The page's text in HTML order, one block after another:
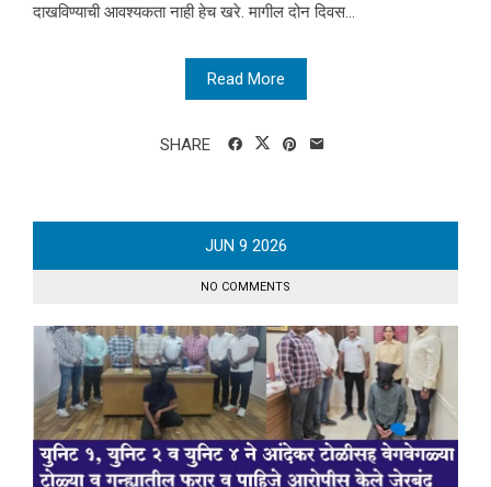
दाखविण्याची आवश्यकता नाही हेच खरे. मागील दोन दिवस...
Read More
SHARE
JUN 9 2026
NO COMMENTS